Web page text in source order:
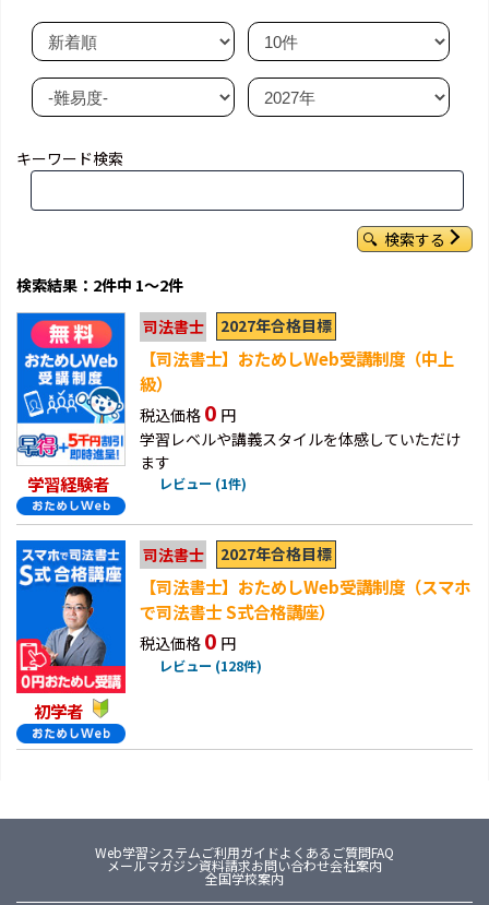
キーワード検索
検索する
検索結果：2件中 1～2件
学習経験者
司法書士 2027年合格目標
【司法書士】おためしWeb受講制度（中上
級）
税込価格 0 円
学習レベルや講義スタイルを体感していただけ
ます
レビュー (1件)
初学者
司法書士 2027年合格目標
【司法書士】おためしWeb受講制度（スマホ
で司法書士 S式合格講座）
税込価格 0 円
レビュー (128件)
Web学習システムご利用ガイドよくあるご質問FAQ
メールマガジン資料請求お問い合わせ会社案内
全国学校案内